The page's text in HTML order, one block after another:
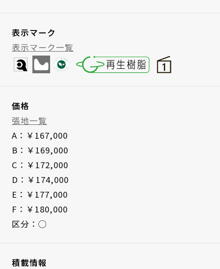
表示マーク
表示マーク一覧
価格
張地一覧
A：￥167,000
B：￥169,000
C：￥172,000
D：￥174,000
E：￥177,000
F：￥180,000
区分：◯
積載情報